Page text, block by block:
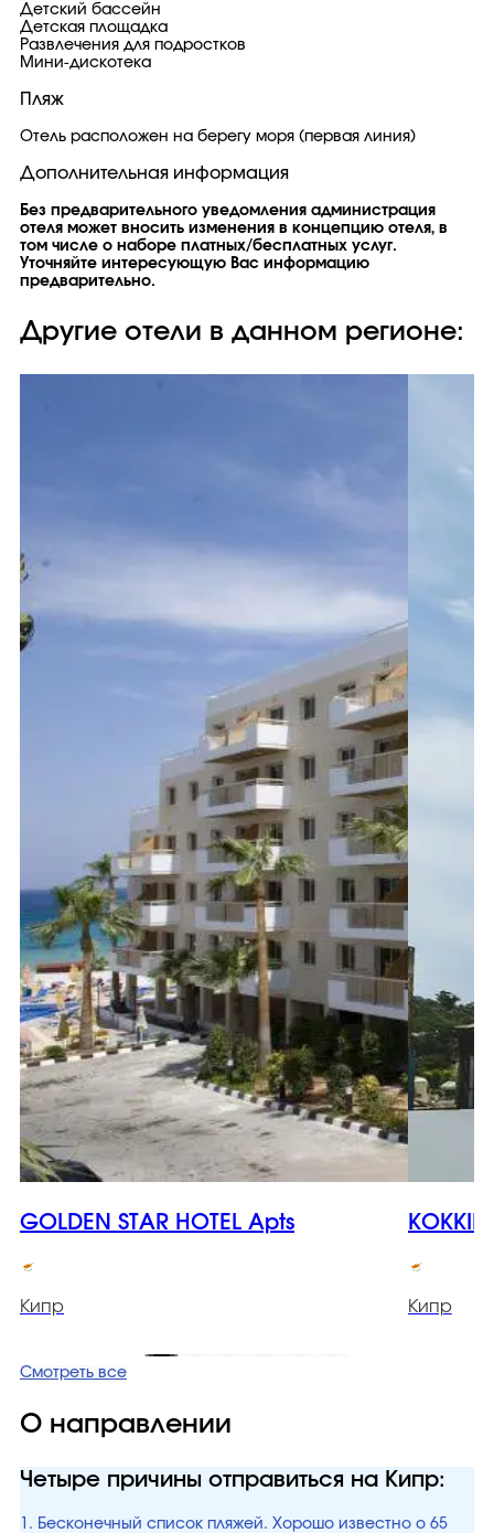
Детский бассейн
Детская площадка
Развлечения для подростков
Мини-дискотека
Пляж
Отель расположен на берегу моря (первая линия)
Дополнительная информация
Без предварительного уведомления администрация
отеля может вносить изменения в концепцию отеля, в
том числе о наборе платных/бесплатных услуг.
Уточняйте интересующую Вас информацию
предварительно.
Другие отели в данном регионе:
GOLDEN STAR HOTEL Apts
Кипр Кипр
Смотреть все
О направлении
Четыре причины отправиться на Кипр:
1. Бесконечный список пляжей. Хорошо известно о 65